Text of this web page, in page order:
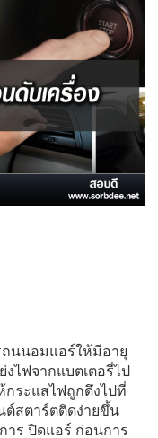
ถนนอมแอร์ให้มีอายุ
ไฟจากแบตเตอรี่ไป
กระแสไฟถูกดึงไปที่
ต์สตาร์ตติดง่ายขึ้น
าร ปิดแอร์ ก่อนการ